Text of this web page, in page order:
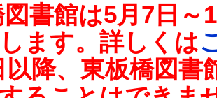
図書館は5月7日
ます。詳しくは
以降、東板橋図